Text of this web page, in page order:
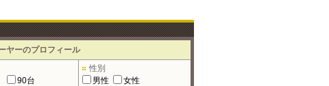
ヤーのプロフィール
90台
性別
男性
女性